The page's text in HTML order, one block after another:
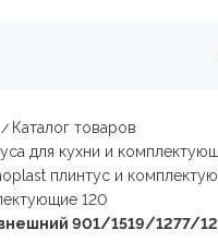
Каталог товаров
для кухни и
плинтус и
120
901/1519/1277/